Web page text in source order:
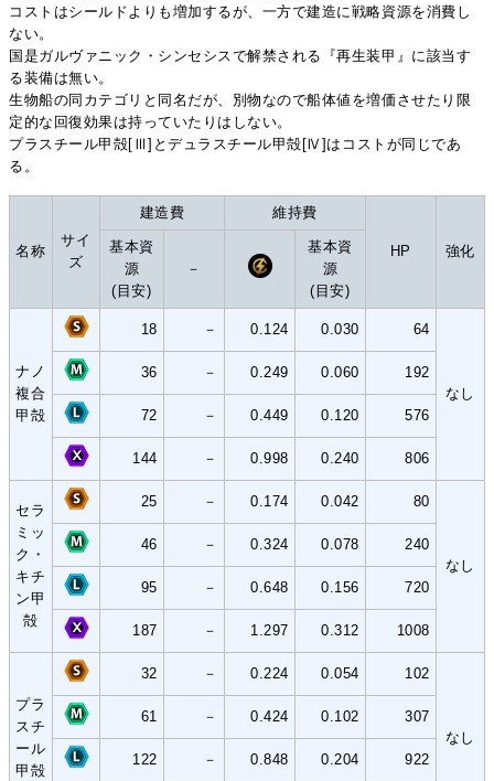
コストはシールドよりも増加するが、一方で建造に戦略資源を消費し
ない。
国是ガルヴァニック・シンセシスで解禁される『再生装甲』に該当す
る装備は無い。
生物船の同カテゴリと同名だが、別物なので船体値を増価させたり限
定的な回復効果は持っていたりはしない。
プラスチール甲殻[Ⅲ]とデュラスチール甲殻[Ⅳ]はコストが同じであ
る。
名称
サイ
ズ
建造費 維持費
HP 強化
基本資
源
(目安)
－
基本資
源
(目安)
ナノ
複合
甲殻
18 － 0.124 0.030 64
なし
36 － 0.249 0.060 192
72 － 0.449 0.120 576
144 － 0.998 0.240 806
セラ
ミッ
ク・
キチ
ン甲
殻
25 － 0.174 0.042 80
なし
46 － 0.324 0.078 240
95 － 0.648 0.156 720
187 － 1.297 0.312 1008
プラ
スチ
ール
甲殻
32 － 0.224 0.054 102
なし
61 － 0.424 0.102 307
122 － 0.848 0.204 922